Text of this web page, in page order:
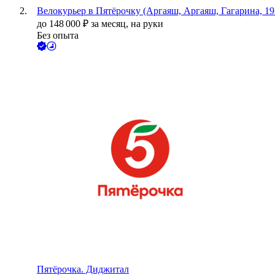
Велокурьер в Пятёрочку (Аргаяш, Аргаяш, Гагарина,
до 148 000 ₽ за месяц, на руки
Без опыта
Пятёрочка. Диджитал